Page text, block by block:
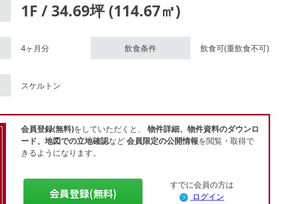
ン後に
覧いただけます。
1F / 34.69坪 (114.67㎡)
4ヶ月分 飲食条件 飲食可(重飲食不可)
スケルトン
会員登録(無料)をしていただくと、物件詳細、物件資料のダウンロ
ード、地図での立地確認など会員限定の公開情報を閲覧・取得で
きるようになります。
会員登録(無料)
すでに会員の方は
ログイン